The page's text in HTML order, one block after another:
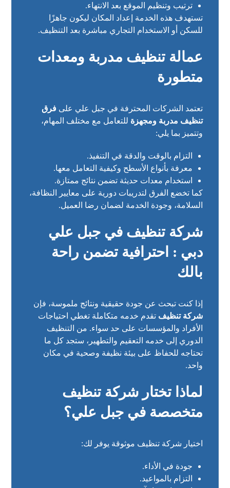
ترتيب وتنظيم الموقع بعد الانتهاء.
تستهدف هذه الخدمة إعداد المكان ليكون جاهزًا
للسكن أو الاستخدام التجاري مباشرة بعد التنظيف.
عمالة تنظيف مدربة ومعدات
متطورة
تعتمد الشركات المحترفة في جبل علي علىفرق
تنظيف مدربة ومجهزة للتعامل مع مختلف المهام،
وتتميز بما يلي:
التزام بالوقت والدقة في التنفيذ.
معرفة بأنواع الأسطح وكيفية التعامل معها.
استخدام معدات حديثة تضمن نتائج ممتازة.
كما تخضع الفرق لتدريبات دورية على معايير النظافة،
السلامة، وجودة الخدمة لضمان رضا العميل.
شركة تنظيف في جبل علي
دبي : احترافية تضمن راحة
بالك
إذا كنت تبحث عن جودة حقيقية ونتائج ملموسة، فإن
شركة تنظيفتقدم خدمه متكاملة تغطي احتياجات
الأفراد والمؤسسات على حد سواء. من التنظيف
الدوري إلى خدمه التعقيم والتطهير، ستجد كل ما
تحتاجه للحفاظ على بيئة نظيفة وصحية في مكان
واحد.
لماذا تختار شركة تنظيف
متخصصة في جبل علي؟
اختيار شركة تنظيف موثوقة يوفر لك:
جودة في الأداء.
التزام بالمواعيد.